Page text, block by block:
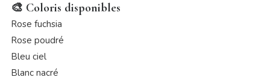
🎨 Coloris disponibles
Rose fuchsia
Rose poudré
Bleu ciel
Blanc nacré